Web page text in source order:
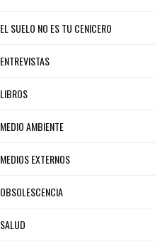
EL SUELO NO ES TU CENICERO
ENTREVISTAS
LIBROS
MEDIO AMBIENTE
MEDIOS EXTERNOS
OBSOLESCENCIA
SALUD